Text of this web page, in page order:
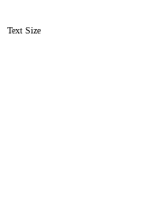
Text Size